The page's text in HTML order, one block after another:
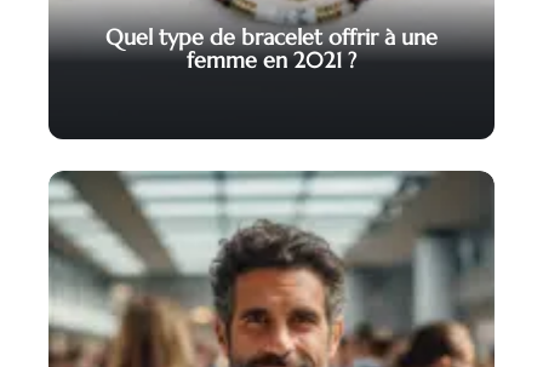
Quel type de bracelet offrir à une
femme en 2021 ?